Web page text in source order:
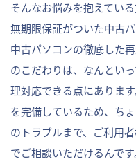
そんなお悩みを抱えてい
無期限保証がついた中古
中古パソコンの徹底した
のこだわりは、なんとい
理対応できる点にありま
を完備しているため、ち
のトラブルまで、ご利用
でご相談いただけるんで